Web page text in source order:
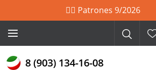
🙋‍♀️ Patrones 9/2026
8 (903) 134-16-08